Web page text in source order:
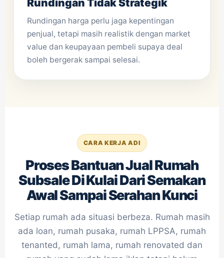
Rundingan Tidak Strategik
Rundingan harga perlu jaga kepentingan
penjual, tetapi masih realistik dengan market
value dan keupayaan pembeli supaya deal
boleh bergerak sampai selesai.
CARA KERJA ADI
Proses Bantuan Jual Rumah
Subsale Di Kulai Dari Semakan
Awal Sampai Serahan Kunci
Setiap rumah ada situasi berbeza. Rumah masih
ada loan, rumah pusaka, rumah LPPSA, rumah
tenanted, rumah lama, rumah renovated dan